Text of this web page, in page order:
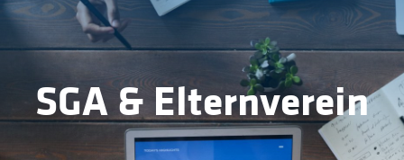
SGA & Elternverein